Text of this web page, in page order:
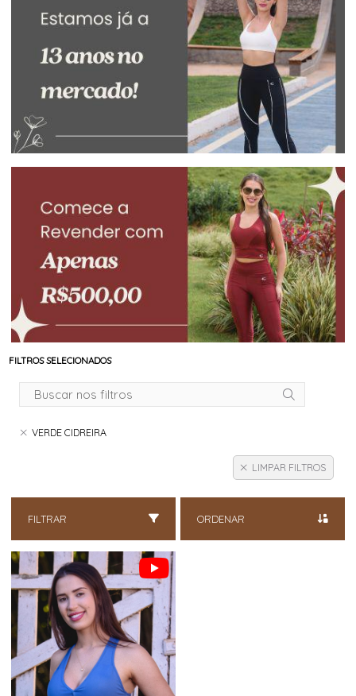
FILTROS SELECIONADOS
VERDE CIDREIRA
LIMPAR FILTROS
FILTRAR ORDENAR